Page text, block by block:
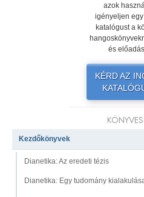
azok
igényeljen
katalógust a
és
KÉRD AZ
Kezdőkönyvek
Dianetika: Az eredeti tézis
Dianetika: Egy tudomány